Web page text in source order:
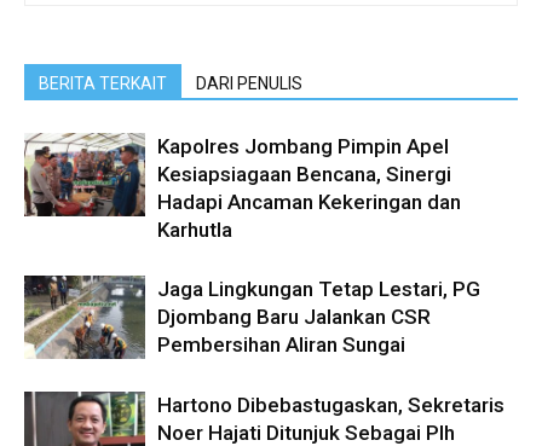
BERITA TERKAIT DARI PENULIS
Kapolres Jombang Pimpin Apel
Kesiapsiagaan Bencana, Sinergi
Hadapi Ancaman Kekeringan dan
Karhutla
Jaga Lingkungan Tetap Lestari, PG
Djombang Baru Jalankan CSR
Pembersihan Aliran Sungai
Hartono Dibebastugaskan, Sekretaris
Noer Hajati Ditunjuk Sebagai Plh